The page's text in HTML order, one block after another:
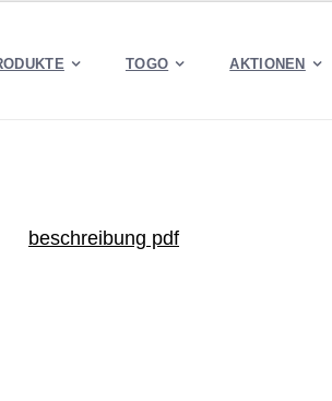
TOGO AKTIONEN
beschreibung pdf